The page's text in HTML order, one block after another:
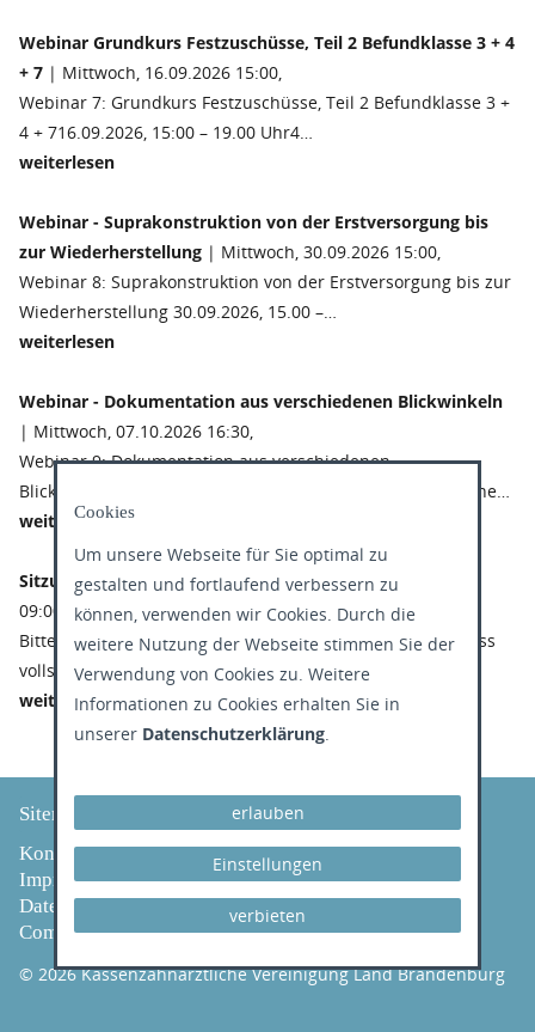
Webinar Grundkurs Festzuschüsse, Teil 2 Befundklasse 3 + 4
+ 7 | Mittwoch, 16.09.2026 15:00,
Webinar 7: Grundkurs Festzuschüsse, Teil 2 Befundklasse 3 +
4 + 716.09.2026, 15:00 – 19.00 Uhr4…
weiterlesen
Webinar - Suprakonstruktion von der Erstversorgung bis
zur Wiederherstellung | Mittwoch, 30.09.2026 15:00,
Webinar 8: Suprakonstruktion von der Erstversorgung bis zur
Wiederherstellung 30.09.2026, 15.00 –…
weiterlesen
Webinar - Dokumentation aus verschiedenen Blickwinkeln
| Mittwoch, 07.10.2026 16:30,
Webinar 9: Dokumentation aus verschiedenen
Blickwinkeln07.10.2026, 16.30 – 18.15 Uhr1,75 Stundenohne…
weiterlesen
Sitzung Zulassungsausschuss| Donnerstag, 26.11.2026
09:00,
Bitte reichen Sie Ihre Anträge an den Zulassungsausschuss
vollständig und fristgerecht bis zum…
weiterlesen
Sitemap
Kontakt
Impressum
Datenschutz
Compliance
© 2026 Kassenzahnärztliche Vereinigung Land Brandenburg
Cookies
Um unsere Webseite für Sie optimal zu
gestalten und fortlaufend verbessern zu
können, verwenden wir Cookies. Durch die
weitere Nutzung der Webseite stimmen Sie der
Verwendung von Cookies zu. Weitere
Informationen zu Cookies erhalten Sie in
unserer Datenschutzerklärung.
erlauben
Einstellungen
verbieten